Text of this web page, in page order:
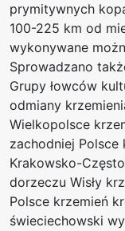
prymitywnych
100-225 km od
wykonywane
Sprowadzano
Grupy łowców
odmiany
Wielkopolsce
zachodniej Polsce
Krakowsko-
dorzeczu Wisły
Polsce krzemień
świeciechowski